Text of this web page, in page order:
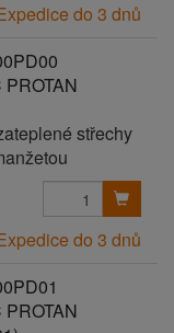
do 3 dnů
střechy
do 3 dnů